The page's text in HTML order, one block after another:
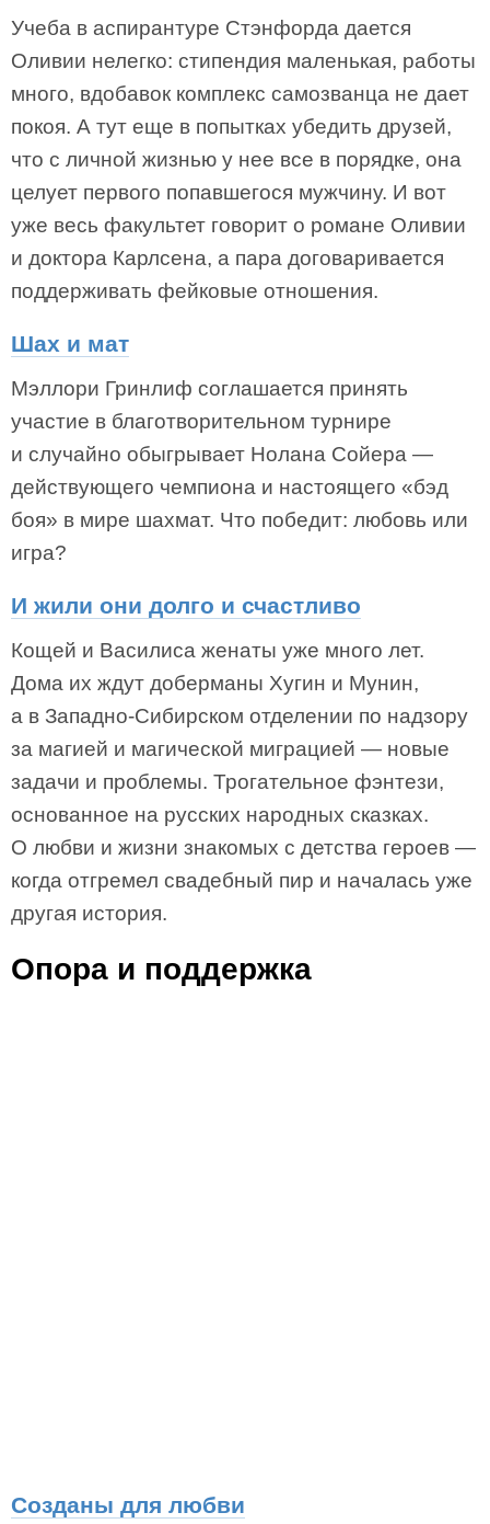
Учеба в аспирантуре Стэнфорда дается
Оливии нелегко: стипендия маленькая, работы
много, вдобавок комплекс самозванца не дает
покоя. А тут еще в попытках убедить друзей,
что с личной жизнью у нее все в порядке, она
целует первого попавшегося мужчину. И вот
уже весь факультет говорит о романе Оливии
и доктора Карлсена, а пара договаривается
поддерживать фейковые отношения.
Шах и мат
Мэллори Гринлиф соглашается принять
участие в благотворительном турнире
и случайно обыгрывает Нолана Сойера —
действующего чемпиона и настоящего «бэд
боя» в мире шахмат. Что победит: любовь или
игра?
И жили они долго и счастливо
Кощей и Василиса женаты уже много лет.
Дома их ждут доберманы Хугин и Мунин,
а в Западно-Сибирском отделении по надзору
за магией и магической миграцией — новые
задачи и проблемы. Трогательное фэнтези,
основанное на русских народных сказках.
О любви и жизни знакомых с детства героев —
когда отгремел свадебный пир и началась уже
другая история.
Опора и поддержка
Созданы для любви